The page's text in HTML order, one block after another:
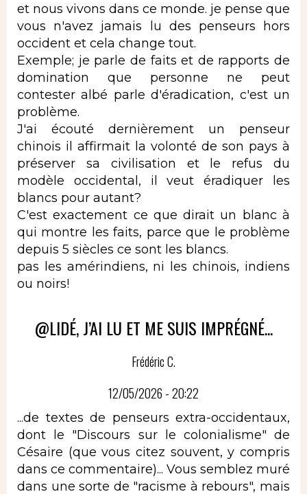
et nous vivons dans ce monde. je pense que
vous n'avez jamais lu des penseurs hors
occident et cela change tout.
Exemple; je parle de faits et de rapports de
domination que personne ne peut
contester albé parle d'éradication, c'est un
problème.
J'ai écouté dernièrement un penseur
chinois il affirmait la volonté de son pays à
préserver sa civilisation et le refus du
modèle occidental, il veut éradiquer les
blancs pour autant?
C'est exactement ce que dirait un blanc à
qui montre les faits, parce que le problème
depuis 5 siècles ce sont les blancs.
pas les amérindiens, ni les chinois, indiens
ou noirs!
@LIDÉ, J’AI LU ET ME SUIS IMPRÉGNÉ...
Frédéric C.
12/05/2026 - 20:22
...de textes de penseurs extra-occidentaux,
dont le "Discours sur le colonialisme" de
Césaire (que vous citez souvent, y compris
dans ce commentaire)... Vous semblez muré
dans une sorte de "racisme à rebours", mais